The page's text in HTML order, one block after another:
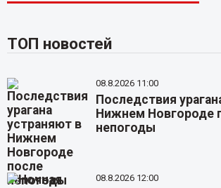
ТОП новостей
08.8.2026 11:00
Последствия
Нижнем Новгороде
непогоды
08.8.2026 12:00